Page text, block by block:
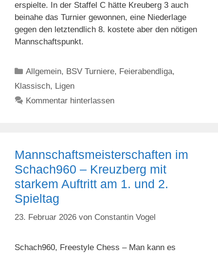
erspielte. In der Staffel C hätte Kreuberg 3 auch
beinahe das Turnier gewonnen, eine Niederlage
gegen den letztendlich 8. kostete aber den nötigen
Mannschaftspunkt.
Kategorien
Allgemein, BSV Turniere, Feierabendliga,
Klassisch, Ligen
Kommentar hinterlassen
Mannschaftsmeisterschaften im
Schach960 – Kreuzberg mit
starkem Auftritt am 1. und 2.
Spieltag
23. Februar 2026 von Constantin Vogel
Schach960, Freestyle Chess – Man kann es